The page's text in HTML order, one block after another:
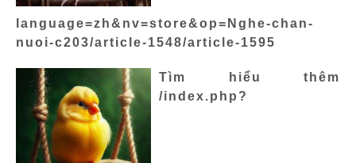
language=zh&nv=store&op=Nghe-chan-
nuoi-c203/article-1548/article-1595
Tìm hiểu thêm
/index.php?